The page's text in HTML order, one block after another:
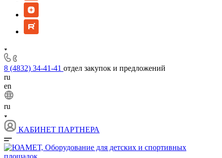
8 (4832) 34-41-41 отдел закупок и предложений
ru
en
ru
КАБИНЕТ ПАРТНЕРА